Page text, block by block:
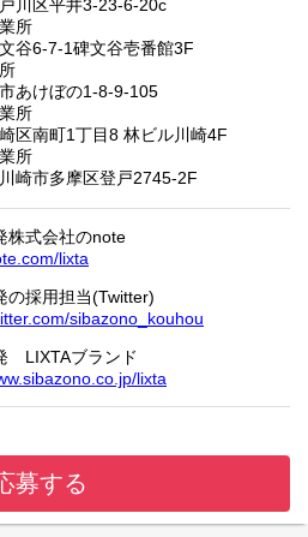
川区平井3-23-6-20c
所
谷6-7-1碑文谷壱番館3F
業所
あけぼの1-8-9-105
営業所
区南町1丁目8 林ビル川崎4F
営業所
崎市多摩区登戸2745-2F
株式会社のnote
lixta
の採用担当(Twitter)
sibazono_kouhou
LIXTAブランド
lixta
募する